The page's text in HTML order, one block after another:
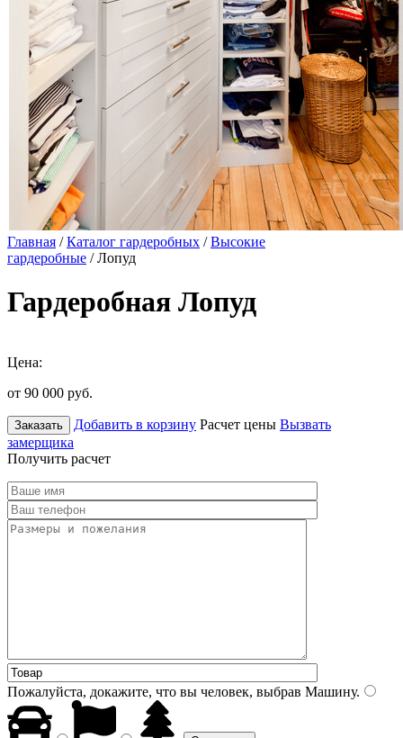
Главная /Каталог гардеробных /Высокие
гардеробные / Лопуд
Гардеробная Лопуд
Цена:
от 90 000 руб.
Заказать Добавить в корзину Расчет цены Вызвать
замерщика
Получить расчет
Пожалуйста, докажите, что вы человек, выбрав Машину.